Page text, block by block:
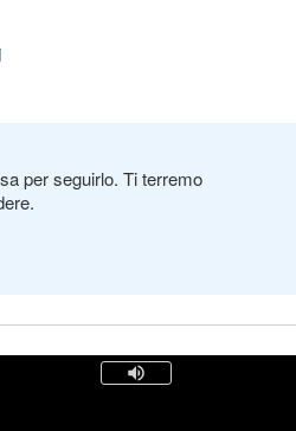
per seguirlo. Ti terremo